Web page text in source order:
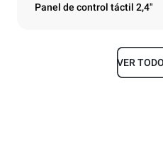
Panel de control táctil 2,4"
VER